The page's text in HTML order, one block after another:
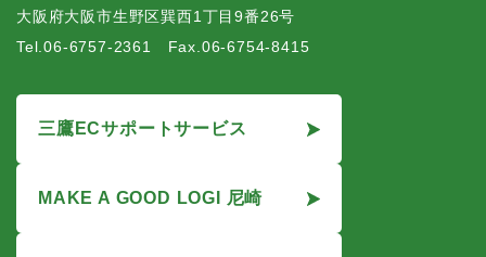
大阪府大阪市生野区巽西1丁目9番26号
Tel.06-6757-2361 Fax.06-6754-8415
三鷹ECサポートサービス
MAKE A GOOD LOGI 尼崎